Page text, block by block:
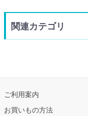
関連カテゴリ
ご利用案内
お買いもの方法